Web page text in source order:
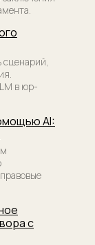
сценарий,
в юр-
AI:
с